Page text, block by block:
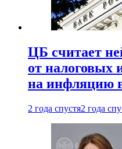
ЦБ считает
от налоговых
на инфляцию
2 года спустя2 года